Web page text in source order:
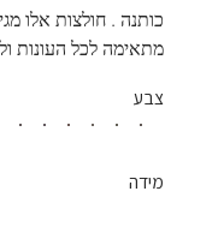
כותנה . חולצות אלו
מתאימה לכל העונות
צבע
מידה